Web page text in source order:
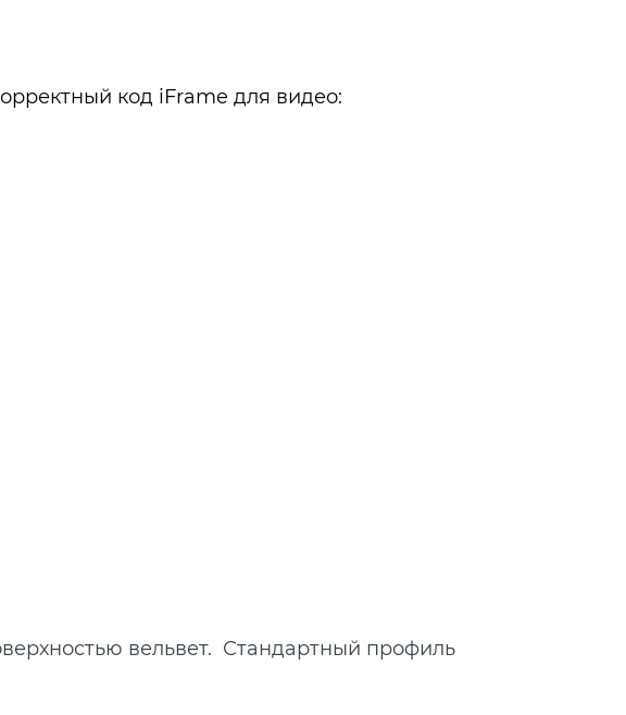
код iFrame для видео:
вельвет. Стандартный профиль